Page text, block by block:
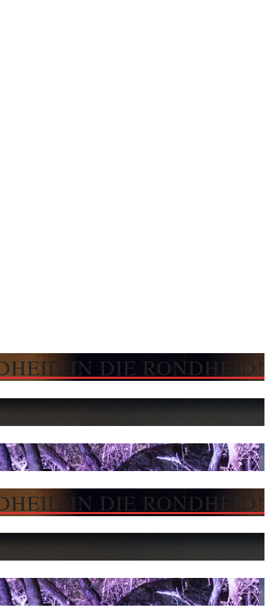
IN DIE RONDHEID!
IN DIE RONDHEID!